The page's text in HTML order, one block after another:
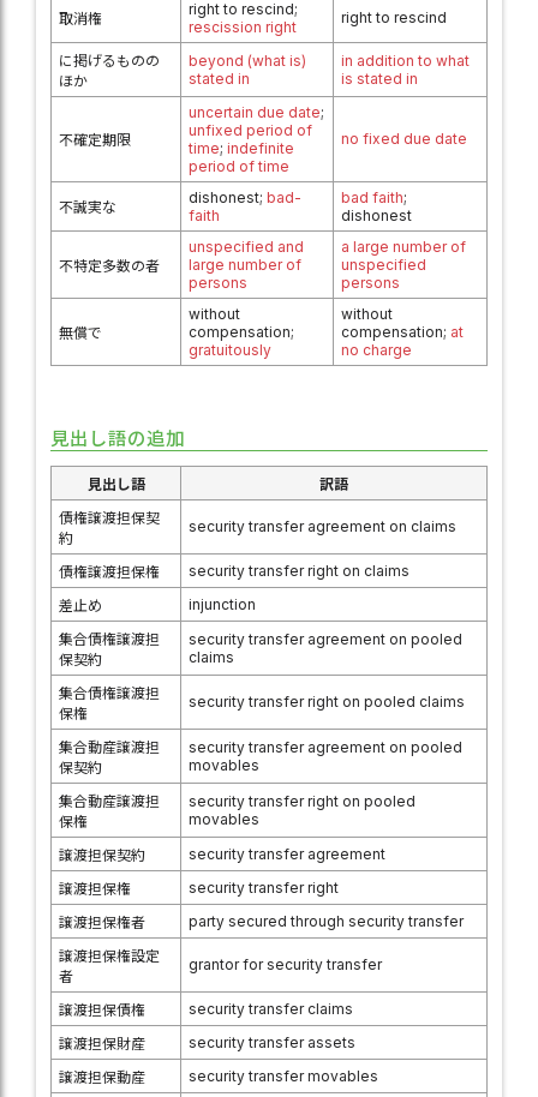
取消権
right to rescind;
rescission right
right to rescind
に掲げるものの
ほか
beyond (what is)
stated in
in addition to what
is stated in
不確定期限
uncertain due date;
unfixed period of
time; indefinite
period of time
no fixed due date
不誠実な
dishonest; bad-
faith
bad faith;
dishonest
不特定多数の者
unspecified and
large number of
persons
a large number of
unspecified
persons
無償で
without
compensation;
gratuitously
without
compensation; at
no charge
見出し語の追加
見出し語
訳語
債権譲渡担保契
約
security transfer agreement on claims
債権譲渡担保権
security transfer right on claims
差止め
injunction
集合債権譲渡担
保契約
security transfer agreement on pooled
claims
集合債権譲渡担
保権
security transfer right on pooled claims
集合動産譲渡担
保契約
security transfer agreement on pooled
movables
集合動産譲渡担
保権
security transfer right on pooled
movables
譲渡担保契約
security transfer agreement
譲渡担保権
security transfer right
譲渡担保権者
party secured through security transfer
譲渡担保権設定
者
grantor for security transfer
譲渡担保債権
security transfer claims
譲渡担保財産
security transfer assets
譲渡担保動産
security transfer movables